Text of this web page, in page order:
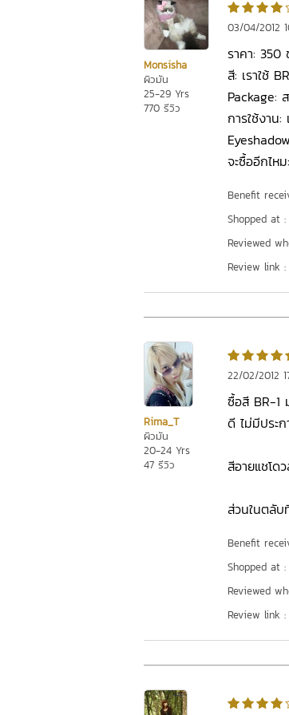
Monsisha
ผิวมัน
25-29 Yrs
770 รีวิว
03/04/2012
ราคา: 350
สี: เราใช้
Package:
การใช้งาน
จะซื้ออีกไห
Benefit
Shopped at :
Reviewed
Review link :
Rima_T
ผิวมัน
20-24 Yrs
47 รีวิว
22/02/2012
ซื้อสี BR-1
ดี ไม่มีประ
สีอายแชโด
ส่วนในตลับ
Benefit
Shopped at :
Reviewed
Review link :